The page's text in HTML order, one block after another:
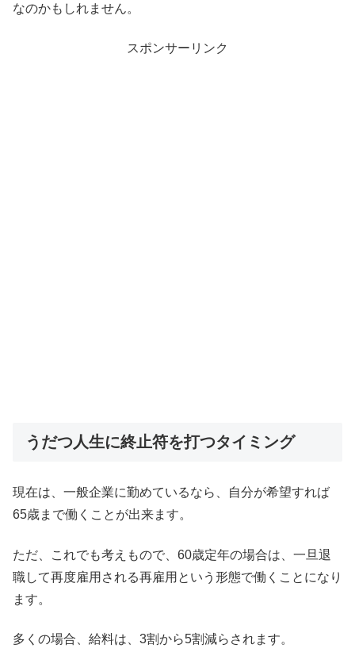
なのかもしれません。
スポンサーリンク
うだつ人生に終止符を打つタイミング
現在は、一般企業に勤めているなら、自分が希望すれば
65歳まで働くことが出来ます。
ただ、これでも考えもので、60歳定年の場合は、一旦退
職して再度雇用される再雇用という形態で働くことになり
ます。
多くの場合、給料は、3割から5割減らされます。